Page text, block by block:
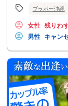
ブラボー沖縄
女性 残りわ
男性 キャン